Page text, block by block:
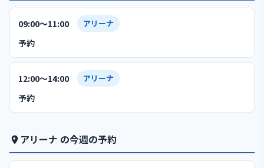
09:00〜11:00 アリーナ
予約
12:00〜14:00 アリーナ
予約
アリーナ の今週の予約